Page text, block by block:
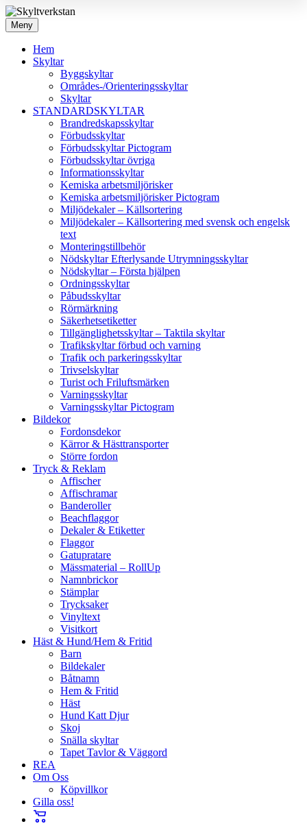
Meny
Hem
Skyltar
Byggskyltar
Områdes-/Orienteringsskyltar
Skyltar
STANDARDSKYLTAR
Brandredskapsskyltar
Förbudsskyltar
Förbudsskyltar Pictogram
Förbudsskyltar övriga
Informationsskyltar
Kemiska arbetsmiljörisker
Kemiska arbetsmiljörisker Pictogram
Miljödekaler – Källsortering
Miljödekaler – Källsortering med svensk och engelsk
text
Monteringstillbehör
Nödskyltar Efterlysande Utrymningsskyltar
Nödskyltar – Första hjälpen
Ordningsskyltar
Påbudsskyltar
Rörmärkning
Säkerhetsetiketter
Tillgänglighetsskyltar – Taktila skyltar
Trafikskyltar förbud och varning
Trafik och parkeringsskyltar
Trivselskyltar
Turist och Friluftsmärken
Varningsskyltar
Varningsskyltar Pictogram
Bildekor
Fordonsdekor
Kärror & Hästtransporter
Större fordon
Tryck & Reklam
Affischer
Affischramar
Banderoller
Beachflaggor
Dekaler & Etiketter
Flaggor
Gatupratare
Mässmaterial – RollUp
Namnbrickor
Stämplar
Trycksaker
Vinyltext
Visitkort
Häst & Hund/Hem & Fritid
Barn
Bildekaler
Båtnamn
Hem & Fritid
Häst
Hund Katt Djur
Skoj
Snälla skyltar
Tapet Tavlor & Väggord
REA
Om Oss
Köpvillkor
Gilla oss!